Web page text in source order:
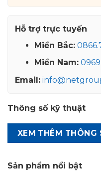
Hỗ trợ trực tuyến
Miền Bắc:
Miền Nam:
Email:
Thông số kỹ thuật
XEM THÊM THÔNG
Sản phẩm nổi bật